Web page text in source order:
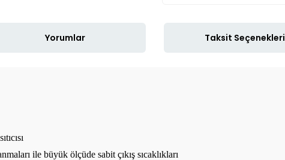
Yorumlar Taksit Seçenekleri
ile büyük ölçüde sabit çıkış sıcaklıkları